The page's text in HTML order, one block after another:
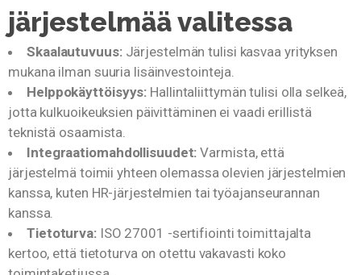
järjestelmää valitessa
Skaalautuvuus:Järjestelmän tulisi kasvaa yrityksen
mukana ilman suuria lisäinvestointeja.
Helppokäyttöisyys: Hallintaliittymän tulisi olla selkeä,
jotta kulkuoikeuksien päivittäminen ei vaadi erillistä
teknistä osaamista.
Integraatiomahdollisuudet: Varmista, että
järjestelmä toimii yhteen olemassa olevien järjestelmien
kanssa, kuten HR-järjestelmien tai työajanseurannan
kanssa.
Tietoturva:ISO 27001 -sertifiointi toimittajalta
kertoo, että tietoturva on otettu vakavasti koko